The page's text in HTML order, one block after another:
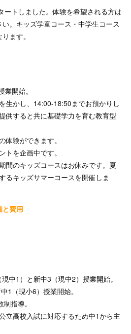
ートしました。体験を希望される方は
。キッズ学童コース・中学生コース
ます。
開始。
生かし、14:00-18:50までお預かりし
供すると共に基礎学力を育む教育型
体験ができます。
トを企画中です。
間のキッズコースはお休みです。夏
るキッズサマーコースを開催しま
と費用
中1）と新中3（現中2）授業開始。
1（現小6）授業開始。
指導。
立高校入試に対応するため中1から主